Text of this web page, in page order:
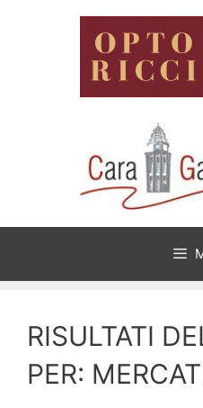
RISULTATI
PER: